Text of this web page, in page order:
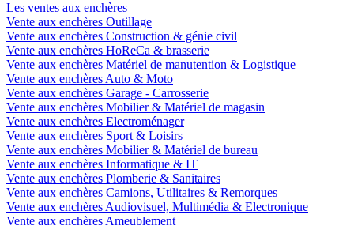
Les ventes aux enchères
Vente aux enchères Outillage
Vente aux enchères Construction & génie civil
Vente aux enchères HoReCa & brasserie
Vente aux enchères Matériel de manutention & Logistique
Vente aux enchères Auto & Moto
Vente aux enchères Garage - Carrosserie
Vente aux enchères Mobilier & Matériel de magasin
Vente aux enchères Electroménager
Vente aux enchères Sport & Loisirs
Vente aux enchères Mobilier & Matériel de bureau
Vente aux enchères Informatique & IT
Vente aux enchères Plomberie & Sanitaires
Vente aux enchères Camions, Utilitaires & Remorques
Vente aux enchères Audiovisuel, Multimédia & Electronique
Vente aux enchères Ameublement